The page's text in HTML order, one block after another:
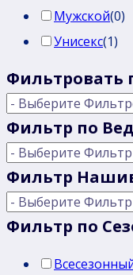
Мужской(0)
Унисекс(1)
Фильтровать
Фильтр по
Фильтр
Фильтр по